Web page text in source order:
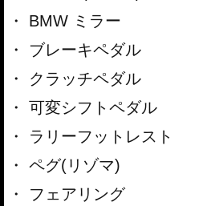
BMW ミラー
ブレーキペダル
クラッチペダル
可変シフトペダル
ラリーフットレスト
ペグ(リゾマ)
フェアリング